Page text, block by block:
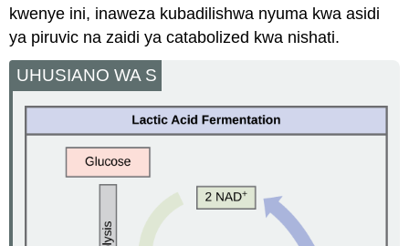
kwenye ini, inaweza kubadilishwa nyuma kwa asidi
ya piruvic na zaidi ya catabolized kwa nishati.
UHUSIANO WA S